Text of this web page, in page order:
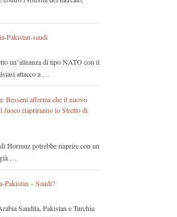
Pakistan-saudi
un’alleanza di tipo NATO con il
attacco a …
Bessent afferma che il nuovo
fuoco riapriranno lo Stretto di
Hormuz potrebbe riaprire con un
…
Pakistan – Saudi?
Saudita, Pakistan e Turchia